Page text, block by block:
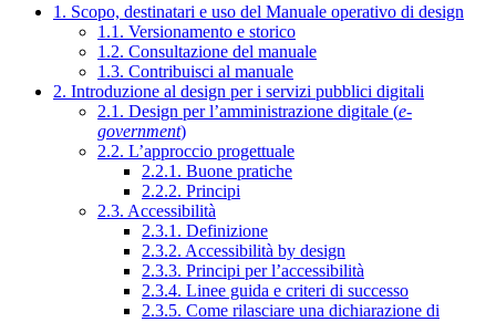
1. Scopo, destinatari e uso del Manuale operativo di design
1.1. Versionamento e storico
1.2. Consultazione del manuale
1.3. Contribuisci al manuale
2. Introduzione al design per i servizi pubblici digitali
2.1. Design per l’amministrazione digitale (e-
government)
2.2. L’approccio progettuale
2.2.1. Buone pratiche
2.2.2. Principi
2.3. Accessibilità
2.3.1. Definizione
2.3.2. Accessibilità by design
2.3.3. Principi per l’accessibilità
2.3.4. Linee guida e criteri di successo
2.3.5. Come rilasciare una dichiarazione di